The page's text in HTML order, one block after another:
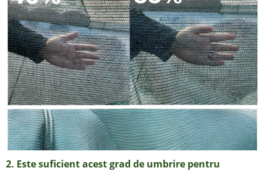
2. Este suficient acest grad de umbrire pentru